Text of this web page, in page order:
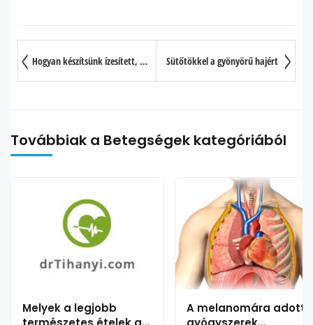
Hogyan készítsünk ízesített, fűszeres gyömbérteát? Sütőtökkel a gyönyörű hajért
Továbbiak a Betegségek kategóriából
Melyek a legjobb
A melanomára adott